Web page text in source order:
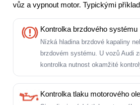
vůz a vypnout motor. Typickými
Kontrolka brzdového systému
Nízká hladina brzdové kapaliny
brzdovém systému. U vozů Audi
kontrolka nutnost okamžité
Kontrolka tlaku motorového